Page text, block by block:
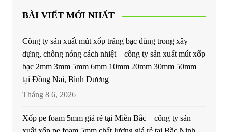
BÀI VIẾT MỚI NHẤT
Công ty sản xuất mút xốp tráng bạc dùng trong xây
dựng, chống nóng cách nhiệt – công ty sản xuất mút xốp
bạc 2mm 3mm 5mm 6mm 10mm 20mm 30mm 50mm
tại Đồng Nai, Bình Dương
Tháng 8 6, 2026
Xốp pe foam 5mm giá rẻ tại Miền Bắc – công ty sản